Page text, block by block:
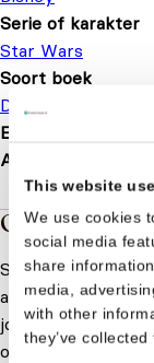
This website
We use cookies
social media
share
media,
with other
they’ve
Serie of karakter
Star Wars
Soort boek
Doeboek
EAN
Afmetingen
Over de
Stap in de
away met onze
jouw (klein)kind
ontdekken, van